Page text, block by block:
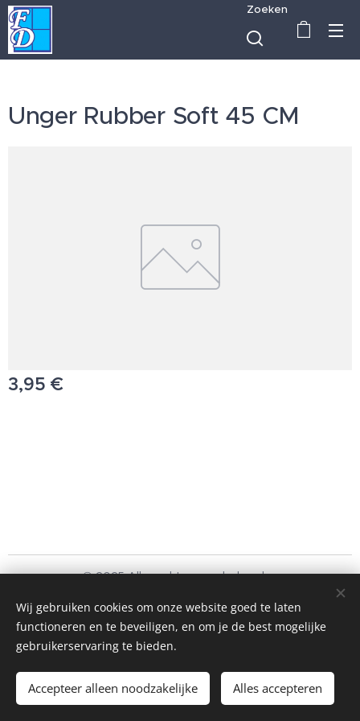
Zoeken
Unger Rubber Soft 45 CM
3,95 €
Toevoegen aan de winkelwagen
© 2025 Alle rechten voorbehouden
Schoonmaakbedrijf Frando Bv
Cookies
Wij gebruiken cookies om onze website goed te laten
functioneren en te beveiligen, en om je de best mogelijke
gebruikerservaring te bieden.
Accepteer alleen noodzakelijke Alles accepteren